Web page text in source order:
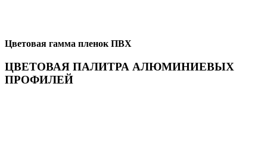
Цветовая гамма пленок ПВХ
ЦВЕТОВАЯ ПАЛИТРА АЛЮМИНИЕВЫХ
ПРОФИЛЕЙ